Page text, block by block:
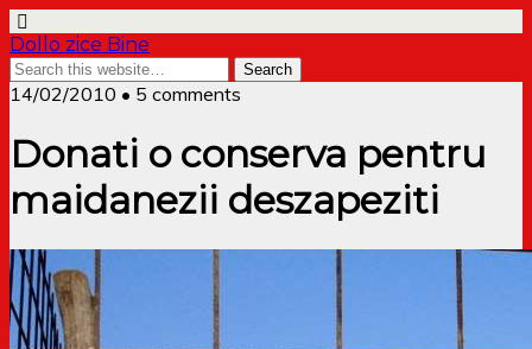
Dollo zice Bine
14/02/2010 • 5 comments
Donati o conserva pentru
maidanezii deszapeziti